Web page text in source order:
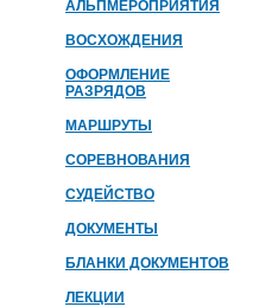
АЛЬПМЕРОПРИЯТИЯ
ВОСХОЖДЕНИЯ
ОФОРМЛЕНИЕ
РАЗРЯДОВ
МАРШРУТЫ
СОРЕВНОВАНИЯ
СУДЕЙСТВО
ДОКУМЕНТЫ
БЛАНКИ ДОКУМЕНТОВ
ЛЕКЦИИ